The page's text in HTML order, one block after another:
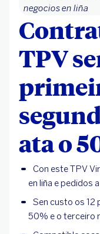
negocios en liña
TPV
ata o
Con este TPV
en liña e pedidos
Sen custo os 12
50% e o terceiro